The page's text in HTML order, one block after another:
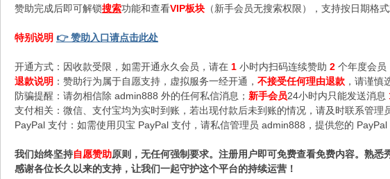
赞助完成后即可解锁搜索功能和查看VIP板块 （新手会员无搜索权限），支持按日期格
特别说明 👉 赞助入口请点击此处
开通方式：因收款受限，如需开通永久会员，请在 1 小时内扫码连续赞助 2 个年度会员
退款说明 ：赞助行为属于自愿支持，虚拟服务一经开通， 不接受任何理由退款 ，请谨慎
防骗提醒：请勿相信除 admin888 外的任何私信消息； 新手会员24小时内只能发送消息
支付相关：微信、支付宝均为实时到账，若出现付款后未到账的情况，请及时联系管理
PayPal 支付：如需使用贝宝 PayPal 支付，请私信管理员 admin888，提供您的
我们始终坚持自愿赞助原则，无任何强制要求。注册用户即可免费查看免费内容。熟
感谢各位长久以来的支持，让我们一起守护这个平台的持续运营！